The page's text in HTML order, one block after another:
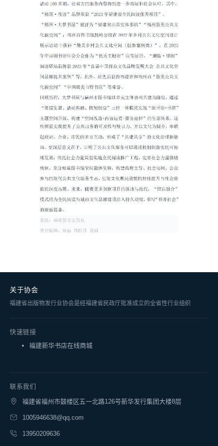
关于协会
福建省出版物发行业协会是经福建省民政厅批准成立的全省性行业组织
快速链接
福建新华书店在线商城
联系我们
福建省福州市鼓楼区五一北路126号新华发行集团大楼8层
1005946638@qq.com
13950209636